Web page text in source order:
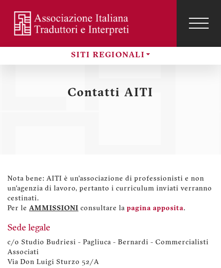
contenuto
principale
Sezioni
SITI REGIONALI
profilo
utente
Contatti AITI
Nota bene: AITI è un'associazione di professionisti e non
un'agenzia di lavoro, pertanto i curriculum inviati verranno
cestinati.
Per le AMMISSIONI consultare la pagina apposita.
Sede legale
c/o Studio Budriesi - Pagliuca - Bernardi - Commercialisti
Associati
Via Don Luigi Sturzo 52/A